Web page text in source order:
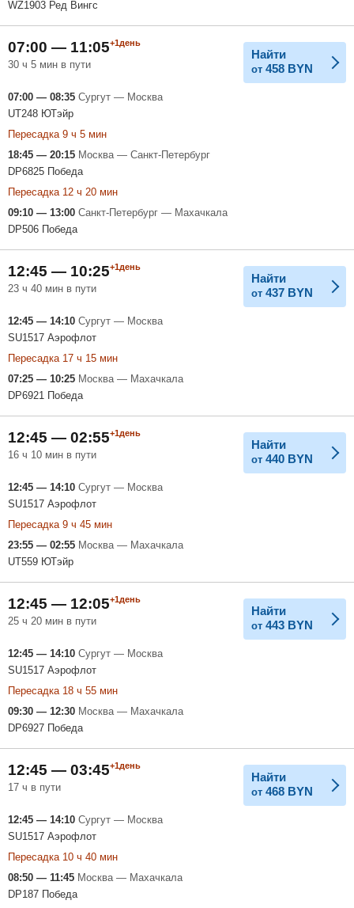
WZ1903 Ред Вингс
07:00 — 11:05+1день
30 ч 5 мин в пути
Найти
от 458 BYN
07:00 — 08:35 Сургут — Москва
UT248 ЮТэйр
Пересадка 9 ч 5 мин
18:45 — 20:15 Москва — Санкт-Петербург
DP6825 Победа
Пересадка 12 ч 20 мин
09:10 — 13:00 Санкт-Петербург — Махачкала
DP506 Победа
12:45 — 10:25+1день
23 ч 40 мин в пути
Найти
от 437 BYN
12:45 — 14:10 Сургут — Москва
SU1517 Аэрофлот
Пересадка 17 ч 15 мин
07:25 — 10:25 Москва — Махачкала
DP6921 Победа
12:45 — 02:55+1день
16 ч 10 мин в пути
Найти
от 440 BYN
12:45 — 14:10 Сургут — Москва
SU1517 Аэрофлот
Пересадка 9 ч 45 мин
23:55 — 02:55 Москва — Махачкала
UT559 ЮТэйр
12:45 — 12:05+1день
25 ч 20 мин в пути
Найти
от 443 BYN
12:45 — 14:10 Сургут — Москва
SU1517 Аэрофлот
Пересадка 18 ч 55 мин
09:30 — 12:30 Москва — Махачкала
DP6927 Победа
12:45 — 03:45+1день
17 ч в пути
Найти
от 468 BYN
12:45 — 14:10 Сургут — Москва
SU1517 Аэрофлот
Пересадка 10 ч 40 мин
08:50 — 11:45 Москва — Махачкала
DP187 Победа